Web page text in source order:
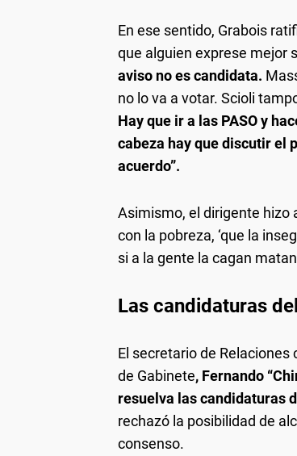
En ese sentido, Grabois
que alguien exprese mejor
aviso no es candidata.
no lo va a votar. Scioli
Hay que ir a las PASO y
cabeza hay que discutir el
acuerdo”.
Asimismo, el dirigente hizo
con la pobreza, ‘que la
si a la gente la cagan
Las candidaturas
El secretario de
de Gabinete, Fernando
resuelva las candidaturas
rechazó la posibilidad de
consenso.